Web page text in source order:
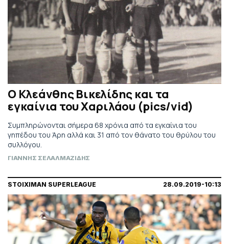
Ο Κλεάνθης Βικελίδης και τα
εγκαίνια του Χαριλάου (pics/vid)
Συμπληρώνονται σήμερα 68 χρόνια από τα εγκαίνια του
γηπέδου του Άρη αλλά και 31 από τον θάνατο του θρύλου του
συλλόγου.
ΓΙΑΝΝΗΣ ΣΕΛΑΛΜΑΖΙΔΗΣ
STOIXIMAN SUPERLEAGUE 28.09.2019-10:13